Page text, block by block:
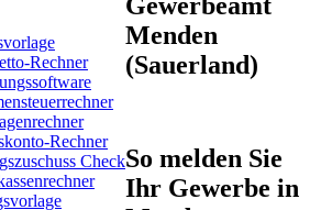
Rechner
Rechner
Check
Menden
(Sauerland)
So melden Sie
Ihr Gewerbe in